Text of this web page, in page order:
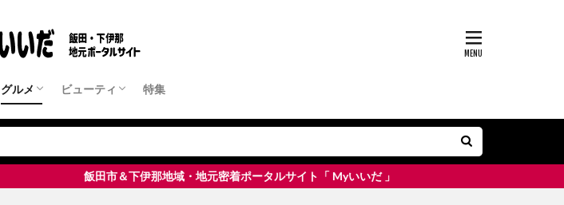
グルメ
クーポン店舗
パン・モーニング
ランチ
中華・ラーメン
和食・定食屋
洋食
フレンチ・イタリアンなど
居酒屋・Bar
すきやき・しゃぶしゃぶ・鉄板焼き
焼肉
ピザ・パスタ
カフェ・スイーツ
その他
ビューティ
クーポン店舗
ヘアサロン
ネイル・まつ毛サロン
エステサロン
脱毛サロン
整体・リラクゼーション
特集
飯田市＆下伊那地域・地元密着ポータルサイト「 Myいいだ 」